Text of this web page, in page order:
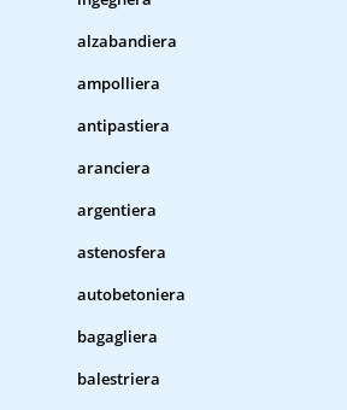
alzabandiera
ampolliera
antipastiera
aranciera
argentiera
astenosfera
autobetoniera
bagagliera
balestriera